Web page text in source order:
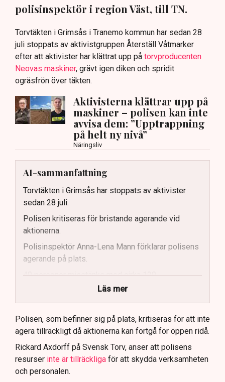
polisinspektör i region Väst, till TN.
Torvtäkten i Grimsås i Tranemo kommun har sedan 28
juli stoppats av aktivistgruppen Återställ Våtmarker
efter att aktivister har klättrat upp på torvproducenten
Neovas maskiner, grävt igen diken och spridit
ogräsfrön över täkten.
Aktivisterna klättrar upp på
maskiner – polisen kan inte
avvisa dem: ”Upptrappning
på helt ny nivå”
Näringsliv
AI-sammanfattning
Torvtäkten i Grimsås har stoppats av aktivister
sedan 28 juli.
Polisen kritiseras för bristande agerande vid
aktionerna.
Polisinspektör Anna-Lena Mann förklarar polisens
agerande på plats.
40 personer misstänks med cirka 120
brottsmisstankar kopplade.
Polisen använder drönare och uniformerad polis
för att dokumentera bevis.
Samtidigt är polisarbetet komplext när det gäller
att navigera juridiska rättigheter och gränser.
Läs mer
Polisen, som befinner sig på plats, kritiseras för att inte
agera tillräckligt då aktionerna kan fortgå för öppen ridå.
Rickard Axdorff på Svensk Torv, anser att polisens
resurser inte är tillräckliga för att skydda verksamheten
och personalen.